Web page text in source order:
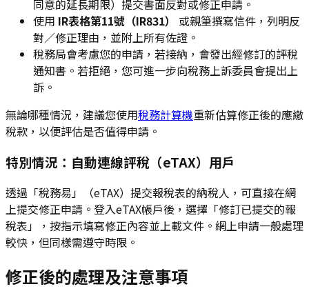
同意的延長期限）提交書面反對或修正申請。
使用 IR表格第11號（IR831）
或親筆撰寫信件，列明反
對／修正理由，並附上所有佐證。
稅務局會考慮您的申請，若接納，會發出經修訂的評稅
通知書。若拒絕，您可進一步向稅務上訴委員會提出上
訴。
無論哪種情況，建議您使用稅務計算機重新估算修正後的應繳
稅款，以便評估是否值得申請。
特別情況：自動連線評稅（eTAX）用戶
透過「稅務易」（eTAX）提交報稅表的納稅人，可直接在網
上提交修正申請。登入eTAX帳戶後，選擇「修訂已提交的報
稅表」，按指示填寫修正內容並上載文件。網上申請一般處理
較快，但同樣需遵守時限。
修正後的處理及注意事項